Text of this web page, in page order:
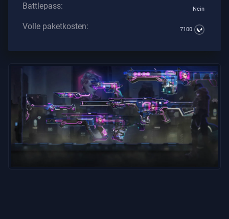
Battlepass: Nein
Volle paketkosten: 7100